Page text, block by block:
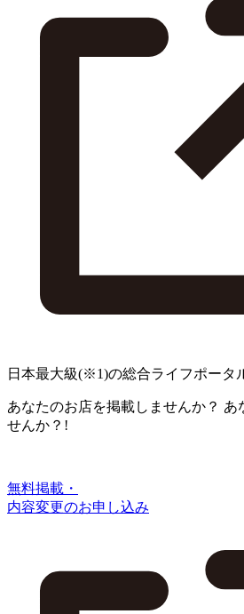
日本最大級(※1)の総合ライフポータ
あなたのお店を掲載しませんか？ あ
せんか？!
無料掲載・
内容変更のお申し込み